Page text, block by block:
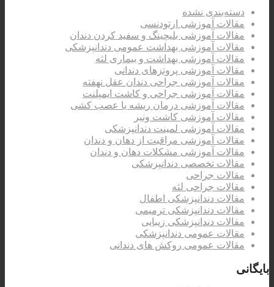
دسته‌بندی نشده
مقالات آموزشی ارتودنسی
مقالات آموزشی بلیچینگ و سفید کردن دندان
مقالات آموزشی بهداشت عمومی دندانپزشکی
مقالات آموزشی بهداشت و بیماری لثه
مقالات آموزشی پروتزهای دندانی
مقالات آموزشی جراحی دندان عقل نهفته
مقالات آموزشی جراحی و کاشت ایمپلنت
مقالات آموزشی درمان ریشه یا عصب کشی
مقالات آموزشی کاشت ونیر
مقالات آموزشی لمینت دندانپزشکی
مقالات آموزشی مراقبت از دهان و دندان
مقالات آموزشی مشکلات دهان و دندان
مقالات تخصصی دندانپزشکی
مقالات جراحی
مقالات جراحی لثه
مقالات دندانپزشکی اطفال
مقالات دندانپزشکی ترمیمی
مقالات دندانپزشکی زیبایی
مقالات عمومی دندانپزشکی
مقالات عمومی روکش های دندانی
بایگانی